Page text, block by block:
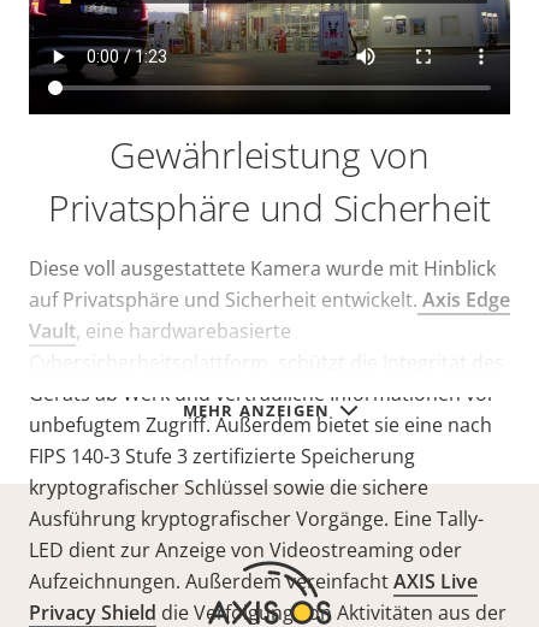
MEHR ANZEIGEN
Gewährleistung von
Privatsphäre und Sicherheit
Diese voll ausgestattete Kamera wurde mit Hinblick
auf Privatsphäre und Sicherheit entwickelt. Axis Edge
Vault, eine hardwarebasierte
Cybersicherheitsplattform, schützt die Integrität des
Geräts ab Werk und vertrauliche Informationen vor
unbefugtem Zugriff. Außerdem bietet sie eine nach
FIPS 140-3 Stufe 3 zertifizierte Speicherung
kryptografischer Schlüssel sowie die sichere
Ausführung kryptografischer Vorgänge. Eine Tally-
LED dient zur Anzeige von Videostreaming oder
Aufzeichnungen. Außerdem vereinfachtAXIS Live
Privacy Shield die Verfolgung von Aktivitäten aus der